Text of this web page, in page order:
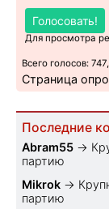
Голосовать!
Для просмотра
Всего голосов:
Страница
Последние
Abram55 →
партию
Mikrok →
партию